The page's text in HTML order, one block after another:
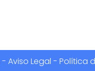
- Aviso Legal - Política